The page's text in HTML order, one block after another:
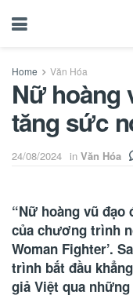
Home Văn Hóa
Nữ hoàng
tăng sức
24/08/2024 in Văn Hóa
“Nữ hoàng vũ
của chương trình
Woman Fighter’.
trình bắt đầu
giả Việt qua